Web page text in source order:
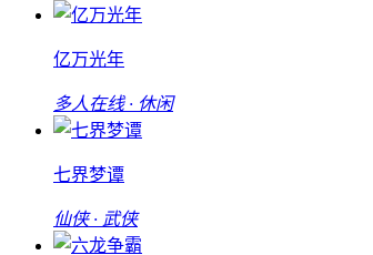
亿万光年
多人在线 · 休闲
七界梦谭
仙侠 · 武侠